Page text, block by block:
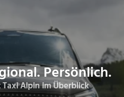
Persönlich.
Alpin im Überblick